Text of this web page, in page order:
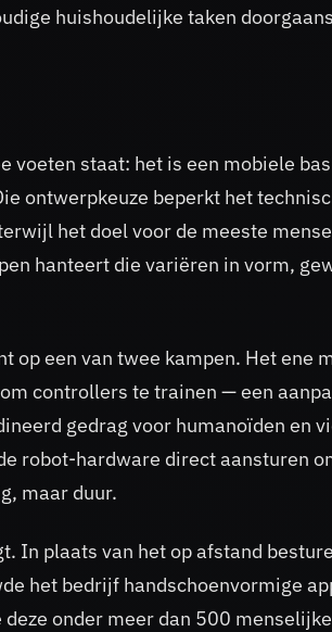
huishoudelijke taken
voeten staat: het is een mobiele
ontwerpkeuze beperkt het
het doel voor de meeste
hanteert die variëren in vorm,
op een van twee kampen. Het ene
controllers te trainen — een
gedrag voor humanoïden en
robot-hardware direct aansturen
maar duur.
In plaats van het op afstand
het bedrijf handschoenvormige
onder meer dan 500 menselijke